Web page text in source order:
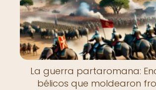
La guerra partaromana:
bélicos que moldearon